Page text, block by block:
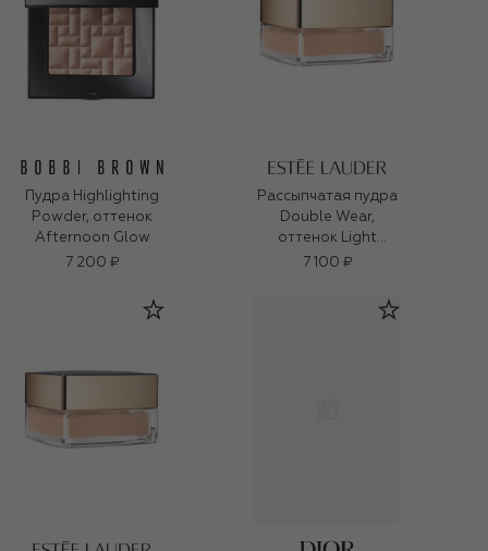
Пудра Highlighting
Powder, оттенок
Afternoon Glow
7 200 ₽
Рассыпчатая пудра
Double Wear,
оттенок Light
Medium Matte (10g)
7 100 ₽